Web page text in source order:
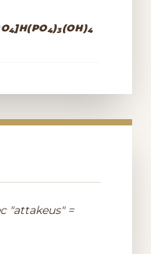
4]H(PO4)3(OH)4
"attakeus" =